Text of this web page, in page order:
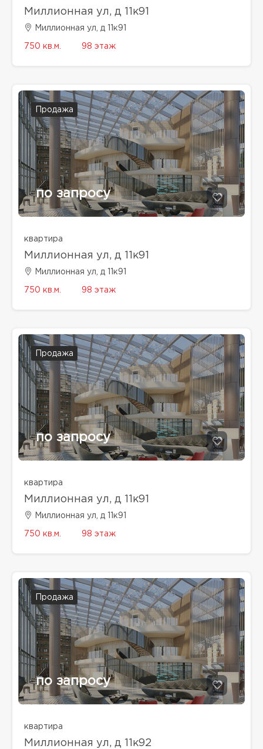
Миллионная ул, д 11к91
Миллионная ул, д 11к91
750 кв.м. 98 этаж
Продажа
по запросу
квартира
Миллионная ул, д 11к91
Миллионная ул, д 11к91
750 кв.м. 98 этаж
Продажа
по запросу
квартира
Миллионная ул, д 11к91
Миллионная ул, д 11к91
750 кв.м. 98 этаж
Продажа
по запросу
квартира
Миллионная ул, д 11к92